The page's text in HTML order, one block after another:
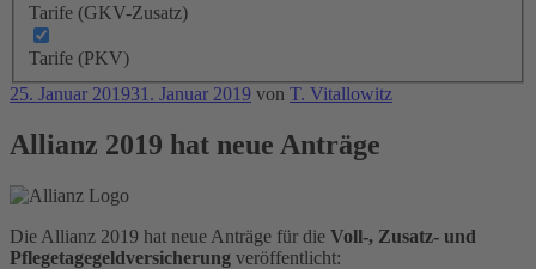
Tarife (GKV-Zusatz)
Tarife (PKV)
Veröffentlicht
25. Januar 201931. Januar 2019 von T. Vitallowitz
Allianz 2019 hat neue Anträge
Die Allianz 2019 hat neue Anträge für die Voll-, Zusatz- und
Pflegetagegeldversicherung veröffentlicht: